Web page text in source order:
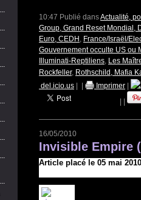
10:47 Publié dansActualité,
Group, Grand Reset Mondial,
Euro, CEDH , France/Israël/
Gouvernement occulte US ou
Illuminati-Reptiliens, Les
Rockfeller, Rothschild, Mafia
del.icio.us
Imprimer
16/05/2010
Invisible Empire
Article placé le 05 mai